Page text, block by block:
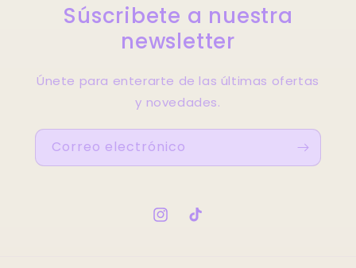
Súscribete a nuestra
newsletter
Únete para enterarte de las últimas ofertas
y novedades.
Correo electrónico
Instagram
TikTok